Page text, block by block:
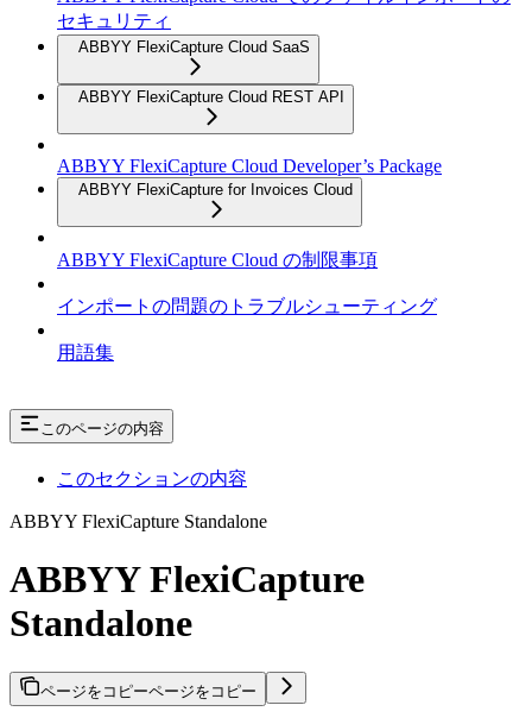
セキュリティ
ABBYY FlexiCapture Cloud SaaS
ABBYY FlexiCapture Cloud REST API
ABBYY FlexiCapture Cloud Developer’s Package
ABBYY FlexiCapture for Invoices Cloud
ABBYY FlexiCapture Cloud の制限事項
インポートの問題のトラブルシューティング
用語集
このページの内容
このセクションの内容
ABBYY FlexiCapture Standalone
ABBYY FlexiCapture
Standalone
ページをコピーページをコピー